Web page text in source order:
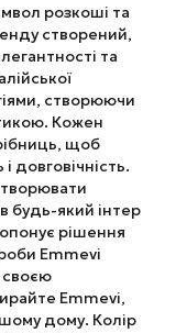
розкоші та
створений,
та
створюючи
Кожен
щоб
довговічність.
будь-який інтер
рішення
Emmevi
своєю
Emmevi,
дому. Колір